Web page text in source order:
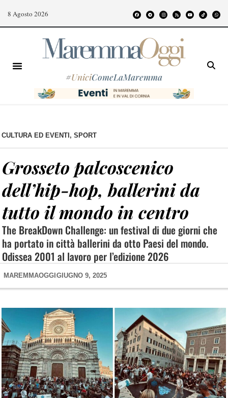
8 Agosto 2026
#UniciComeLaMaremma
CULTURA ED EVENTI , SPORT
Grosseto palcoscenico
dell’hip-hop, ballerini da
tutto il mondo in centro
The BreakDown Challenge: un festival di due giorni che
ha portato in città ballerini da otto Paesi del mondo.
Odissea 2001 al lavoro per l’edizione 2026
MAREMMAOGGI GIUGNO 9, 2025